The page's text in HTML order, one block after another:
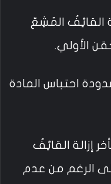
القائِفٌ المُشِعّ
احتباس المادة
إزالة القائِفٌ
الرغم من عدم